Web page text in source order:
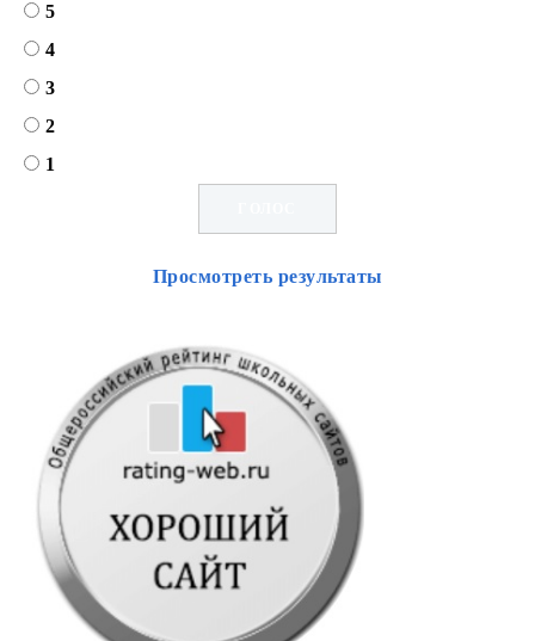
5
4
3
2
1
Просмотреть результаты